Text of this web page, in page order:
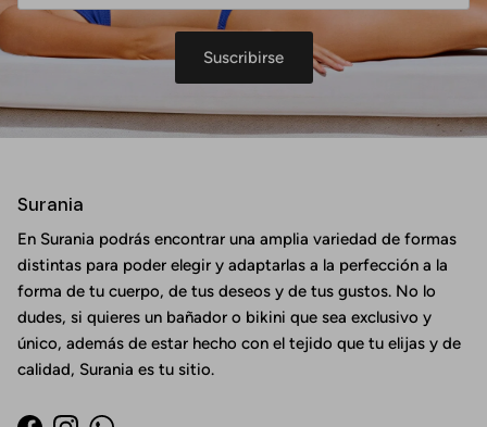
Suscribirse
Surania
En Surania podrás encontrar una amplia variedad de formas
distintas para poder elegir y adaptarlas a la perfección a la
forma de tu cuerpo, de tus deseos y de tus gustos. No lo
dudes, si quieres un bañador o bikini que sea exclusivo y
único, además de estar hecho con el tejido que tu elijas y de
calidad, Surania es tu sitio.